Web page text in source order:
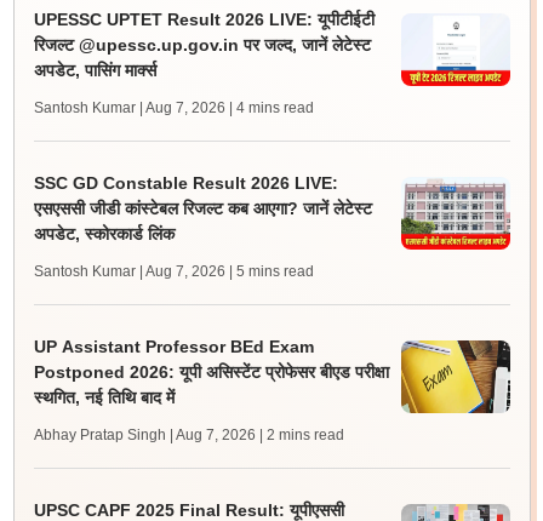
UPESSC UPTET Result 2026 LIVE: यूपीटीईटी
रिजल्ट @upessc.up.gov.in पर जल्द, जानें लेटेस्ट
अपडेट, पासिंग मार्क्स
Santosh Kumar | Aug 7, 2026 | 4 mins read
SSC GD Constable Result 2026 LIVE:
एसएससी जीडी कांस्टेबल रिजल्ट कब आएगा? जानें लेटेस्ट
अपडेट, स्कोरकार्ड लिंक
Santosh Kumar | Aug 7, 2026 | 5 mins read
UP Assistant Professor BEd Exam
Postponed 2026: यूपी असिस्टेंट प्रोफेसर बीएड परीक्षा
स्थगित, नई तिथि बाद में
Abhay Pratap Singh | Aug 7, 2026 | 2 mins read
UPSC CAPF 2025 Final Result: यूपीएससी